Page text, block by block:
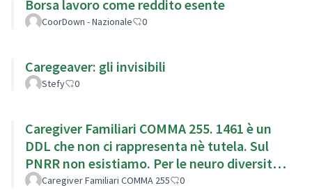
Borsa lavoro come reddito esente
CoorDown - Nazionale 0
Caregeaver: gli invisibili
Stefy 0
Caregiver Familiari COMMA 255. 1461 è un
DDL che non ci rappresenta nè tutela. Sul
PNRR non esistiamo. Per le neuro diversita
siamo obbligatori
Caregiver Familiari COMMA 255 0